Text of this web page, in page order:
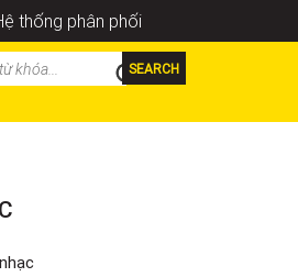
thống phân phối
SEARCH